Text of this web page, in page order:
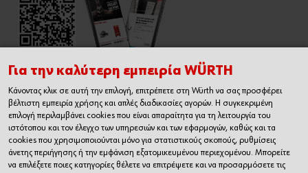
Εγχειρίδιο Χρήσης Ηλεκτρονικού
Καταστήματος
Για την καλύτερη εμπειρία WÜRTH
Κάνοντας κλικ σε αυτή την επιλογή, επιτρέπετε στη Würth να σας προσφέρει
βέλτιστη εμπειρία χρήσης και απλές διαδικασίες αγορών. Η συγκεκριμένη
επιλογή περιλαμβάνει cookies που είναι απαραίτητα για τη λειτουργία του
ιστότοπου και τον έλεγχο των υπηρεσιών και των εφαρμογών, καθώς και τα
cookies που χρησιμοποιούνται μόνο για στατιστικούς σκοπούς, ρυθμίσεις
άνετης περιήγησης ή την εμφάνιση εξατομικευμένου περιεχομένου. Μπορείτε
να επιλέξετε ποιες κατηγορίες θέλετε να επιτρέψετε και να προσαρμόσετε τις